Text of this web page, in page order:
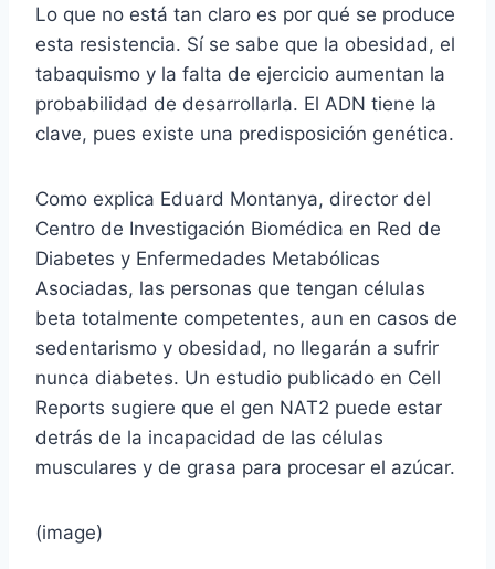
Lo que no está tan claro es por qué se produce
esta resistencia. Sí se sabe que la obesidad, el
tabaquismo y la falta de ejercicio aumentan la
probabilidad de desarrollarla. El ADN tiene la
clave, pues existe una predisposición genética.
Como explica Eduard Montanya, director del
Centro de Investigación Biomédica en Red de
Diabetes y Enfermedades Metabólicas
Asociadas, las personas que tengan células
beta totalmente competentes, aun en casos de
sedentarismo y obesidad, no llegarán a sufrir
nunca diabetes. Un estudio publicado en Cell
Reports sugiere que el gen NAT2 puede estar
detrás de la incapacidad de las células
musculares y de grasa para procesar el azúcar.
(image)